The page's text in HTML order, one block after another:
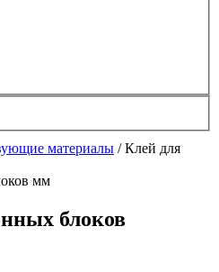
материалы /Клей для
блоков